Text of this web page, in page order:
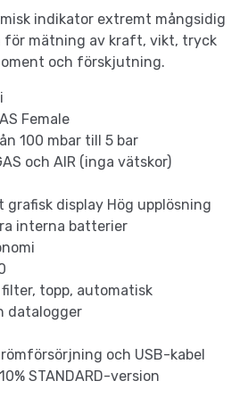
indikator extremt mångsidig
mätning av kraft, vikt, tryck
och förskjutning.
Female
100 mbar till 5 bar
och AIR (inga vätskor)
grafisk display Hög upplösning
interna batterier
topp, automatisk
datalogger
och USB-kabel
STANDARD-version